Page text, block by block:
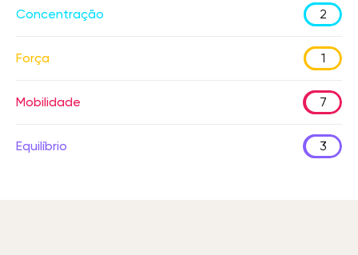
Concentração 2
Força 1
Mobilidade 7
Equilíbrio 3